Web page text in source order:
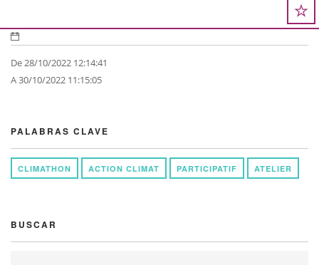
De 28/10/2022 12:14:41
A 30/10/2022 11:15:05
PALABRAS CLAVE
CLIMATHON ACTION CLIMAT PARTICIPATIF ATELIER
BUSCAR